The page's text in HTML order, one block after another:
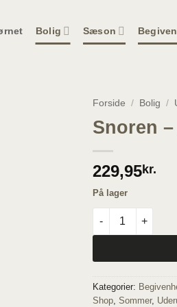
Bolig Sæson
Forside / Bolig /
Snoren
229,95kr.
På lager
Snoren - Iron
Kategorier:
Shop, Sommer,